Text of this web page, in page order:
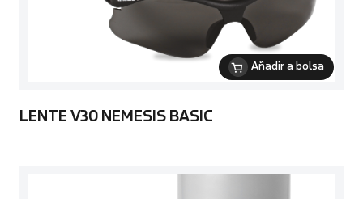
Añadir a bolsa
LENTE V30 NEMESIS BASIC